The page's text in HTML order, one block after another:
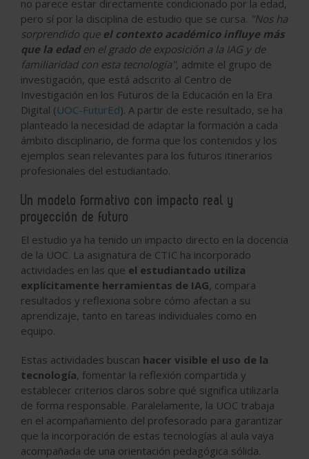
no parece estar directamente condicionado por la edad,
pero sí por la disciplina de estudio que se cursa. "Nos ha
sorprendido que el contexto académico influye más
que la edad en el grado de exposición a la IAG y de
familiaridad con esta tecnología", admite el grupo de
investigación, que está adscrito al Centro de
Investigación en los Futuros de la Educación en la Era
Digital (UOC-FuturEd). A partir de este resultado, se ha
planteado la necesidad de adaptar la formación a cada
ámbito disciplinario, de forma que los contenidos y los
ejemplos sean relevantes para los futuros itinerarios
profesionales del estudiantado.
Un modelo formativo con impacto real y
proyección de futuro
El estudio ya ha tenido un impacto directo en la docencia
de la UOC. La asignatura de CTIC ha incorporado
actividades en las que el estudiantado utiliza
explícitamente herramientas de IAG, compara
resultados y reflexiona sobre cómo afectan a su
aprendizaje, tanto en tareas individuales como en
equipo.
Estas actividades buscan hacer visible el uso de la
tecnología, fomentar la reflexión compartida y
establecer criterios claros sobre qué significa utilizarla
de forma responsable. Paralelamente, la UOC trabaja
en el acompañamiento del profesorado para garantizar
que la incorporación de estas tecnologías al aula vaya
acompañada de una orientación pedagógica sólida.